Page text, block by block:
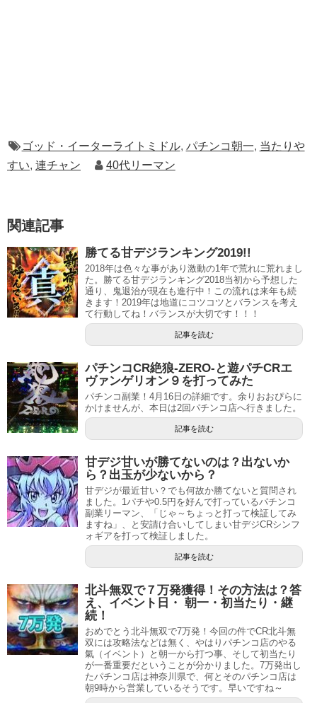
ゴッド・イーターライトミドル, パチンコ朝一, 当たりや
すい, 連チャン 40代リーマン
関連記事
勝てる甘デジランキング2019!!
2018年は色々な事があり激動の1年で荒れに荒れまし
た。勝てる甘デジランキング2018当初から予想した
通り、鬼退治が現在も進行中！この流れは来年も続
きます！2019年は地道にコツコツとバランスを考え
て行動してね！バランスが大切です！！！
記事を読む
パチンコCR絶狼-ZERO-と遊パチCRエ
ヴァンゲリオン９を打ってみた
パチンコ副業！4月16日の詳細です。余りおおぴらに
かけませんが、本日は2回パチンコ店へ行きました。
記事を読む
甘デジ甘いが勝てないのは？出ないか
ら？出玉が少ないから？
甘デジが最近甘い？でも何故か勝てないと質問され
ました。1パチや0.5円を好んで打っているパチンコ
副業リーマン、「じゃ～ちょっと打って検証してみ
ますね」、と安請け合いしてしまい甘デジCRシンフ
ォギアを打って検証しました。
記事を読む
北斗無双で７万発獲得！その方法は？答
え、イベント日・ 朝一・初当たり・継
続！
おめでとう北斗無双で7万発！今回の件でCR北斗無
双には攻略法などは無く、やはりパチンコ店のやる
氣（イベント）と朝一から打つ事、そして初当たり
が一番重要だということが分かりました。7万発出し
たパチンコ店は神奈川県で、何とそのパチンコ店は
朝9時から営業しているそうです。早いですね～